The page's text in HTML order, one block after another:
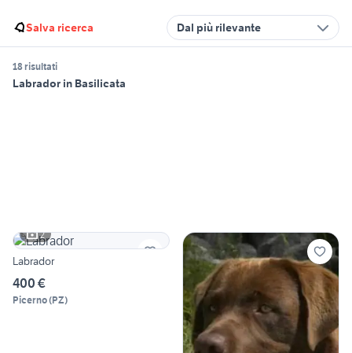
Salva ricerca Dal più rilevante
18 risultati
Labrador in Basilicata
2
Labrador
400 €
Picerno(PZ)